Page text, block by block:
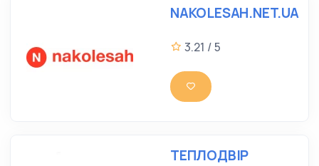
NAKOLESAH.NET.UA
3.21 / 5
ТЕПЛОДВІР